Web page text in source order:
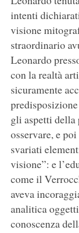
intenti
visione
straordinario
Leonardo
con la realtà
sicuramente
gli aspetti della
osservare, e
svariati
visione”: e
come il
aveva
analitica
conoscenza